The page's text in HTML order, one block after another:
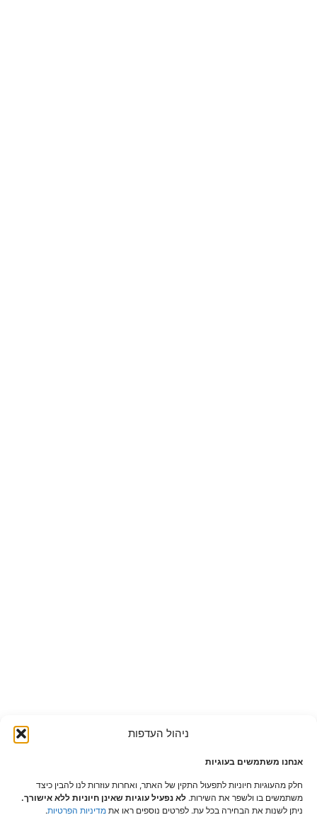
ניהול העדפות
אנחנו משתמשים בעוגיות
חלק מהעוגיות חיוניות לתפעול התקין של האתר, ואחרות עוזרות לנו להבין כיצד
משתמשים בו ולשפר את השירות. לא נפעיל עוגיות שאינן חיוניות ללא אישורך.
ניתן לשנות את הבחירה בכל עת. לפרטים נוספים ראו את מדיניות הפרטיות.